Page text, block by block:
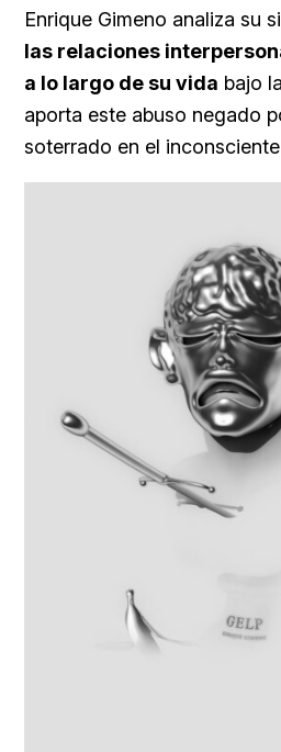
Enrique Gimeno analiza su
las relaciones
a lo largo de su vida bajo
aporta este abuso negado
soterrado en el